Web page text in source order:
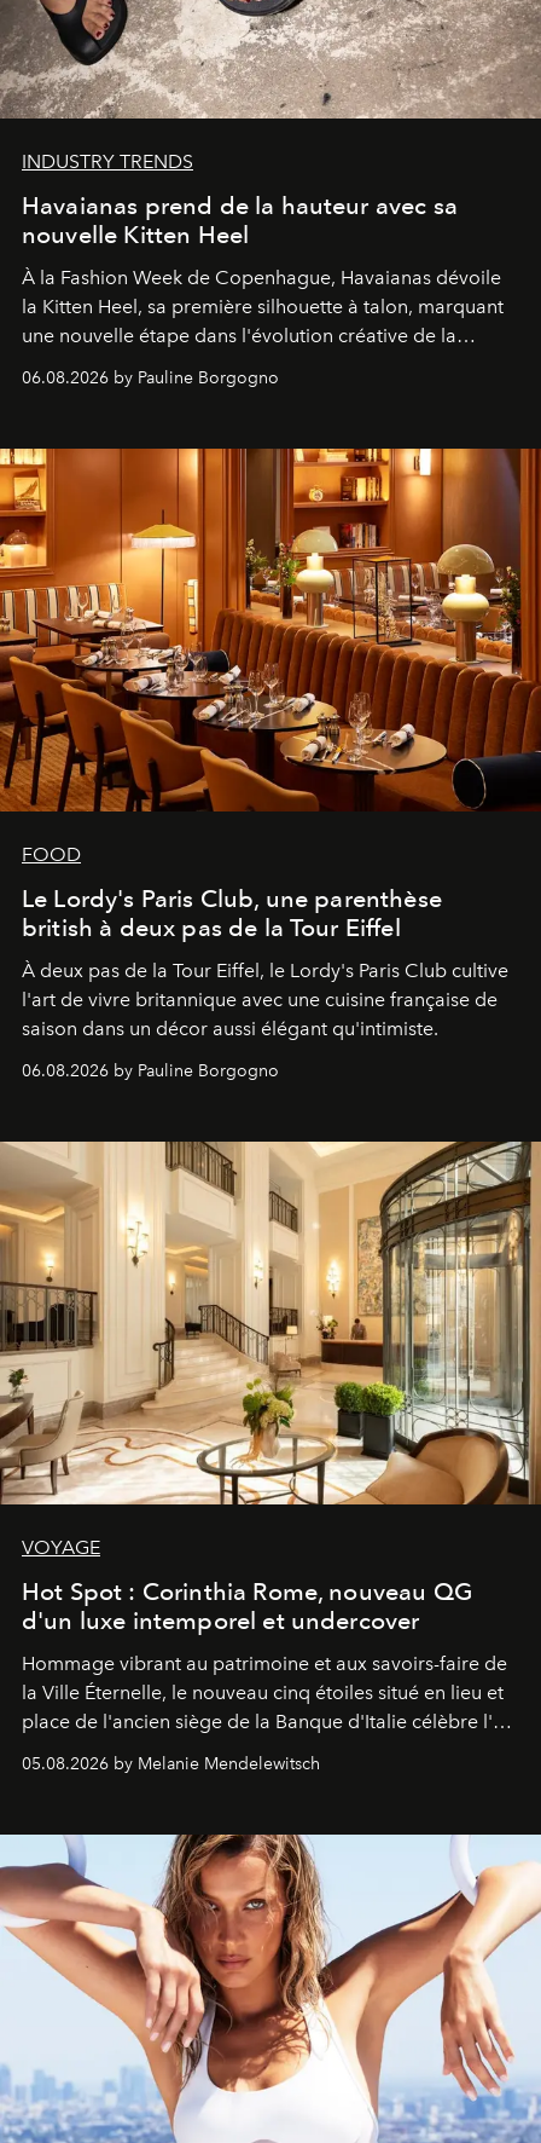
INDUSTRY TRENDS
Havaianas prend de la hauteur avec sa
nouvelle Kitten Heel
À la Fashion Week de Copenhague, Havaianas dévoile
la Kitten Heel, sa première silhouette à talon, marquant
une nouvelle étape dans l'évolution créative de la
06.08.2026 by Pauline Borgogno
FOOD
Le Lordy's Paris Club, une parenthèse
british à deux pas de la Tour Eiffel
À deux pas de la Tour Eiffel, le Lordy's Paris Club cultive
l'art de vivre britannique avec une cuisine française de
saison dans un décor aussi élégant qu'intimiste.
06.08.2026 by Pauline Borgogno
VOYAGE
Hot Spot : Corinthia Rome, nouveau QG
d'un luxe intemporel et undercover
Hommage vibrant au patrimoine et aux savoirs-faire de
la Ville Éternelle, le nouveau cinq étoiles situé en lieu et
place de l'ancien siège de la Banque d'Italie célèbre l'art
de vivre Romain dans toute son élégance intemporelle.
05.08.2026 by Melanie Mendelewitsch